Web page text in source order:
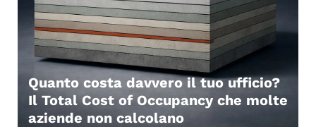
Quanto costa davvero il tuo ufficio?
Il Total Cost of Occupancy che molte
aziende non calcolano